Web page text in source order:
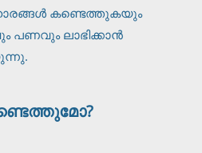
കണ്ടെത്തുകയും
പണവും ലാഭിക്കാൻ